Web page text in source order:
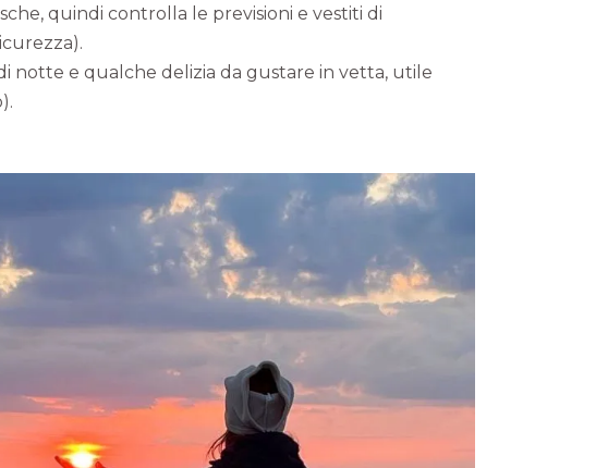
quindi controlla le previsioni e vestiti di
notte e qualche delizia da gustare in vetta, utile